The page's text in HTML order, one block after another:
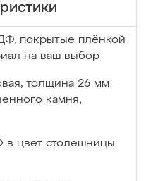
покрытые плёнкой
на ваш выбор
толщина 26 мм
камня,
в цвет столешницы